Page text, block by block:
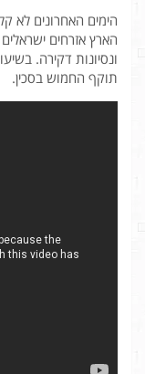
הימים האחרונים לא
הארץ אזרחים
ונסיונות דקירה.
תוקף החמוש בסכין.